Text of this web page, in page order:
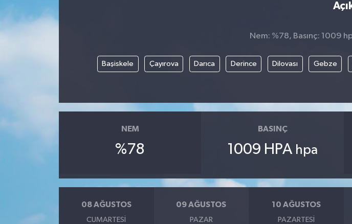
Nem: %78, Basınç: 1009
Başiskele Çayırova Darıca Derince Dilovası Gebze
NEM
%78
BASINÇ
1009 HPA hpa
08 AĞUSTOS
CUMARTESI
09 AĞUSTOS
PAZAR
10 AĞUSTOS
PAZARTESI